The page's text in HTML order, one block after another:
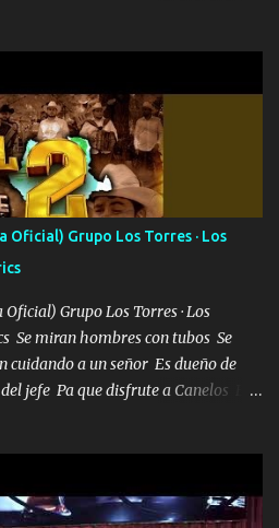
la Bandera por todita a la ciudad
Frontera De Tijuana Bulevares
ya hace falta mi APA FLACO
Aquí Pura GENTE DE LA RANA 🐸
LA CIUDAD TIJUANA Música Al
a cualquier necesidad no porque
al andar y nunca con la
Cuando ando de enamorado
Oficial) Grupo Los Torres · Los
Grupo Los Torres · Los
Se miran hombres con tubos Se
cuidando a un señor Es dueño de
jefe Pa que disfrute a Canelos Es
es platica de grandes por eso hay
para atender los deberes